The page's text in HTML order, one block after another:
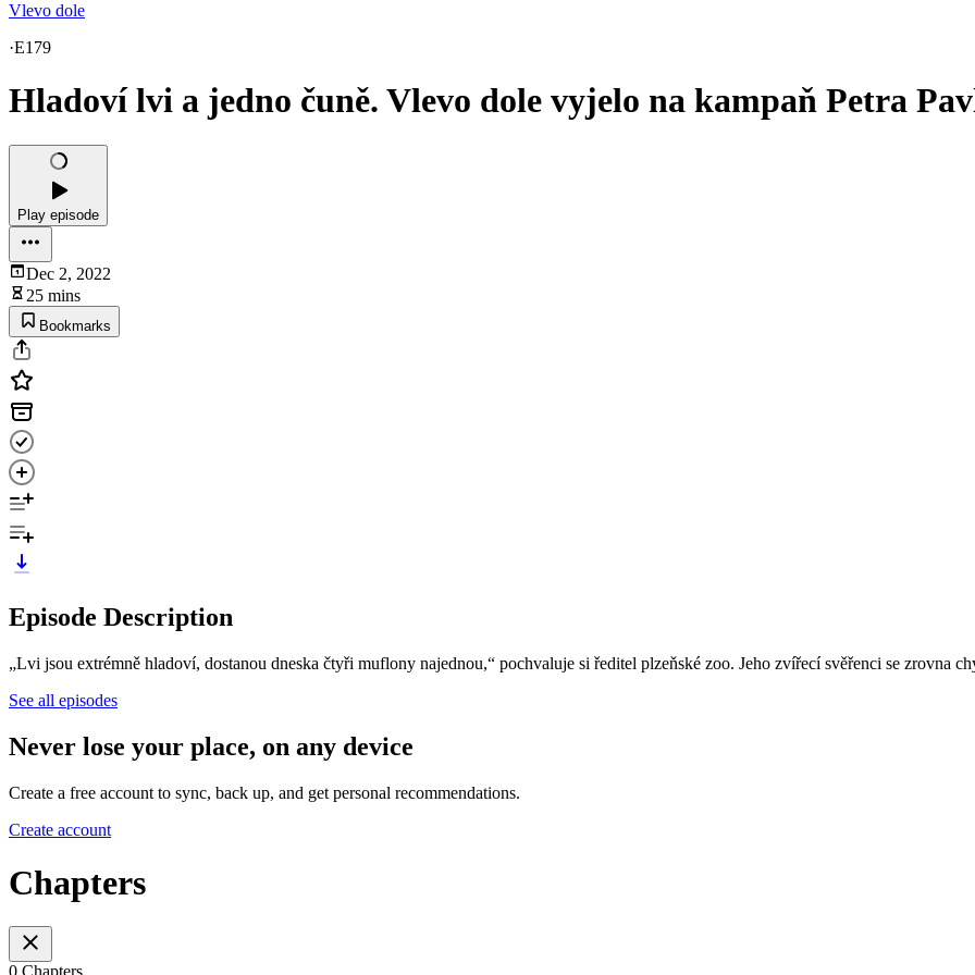
Vlevo dole
·E179
Hladoví lvi a jedno čuně. Vlevo dole vyjelo na kampaň Petra
Play episode
Dec 2, 2022
25 mins
Bookmarks
Episode Description
„Lvi jsou extrémně hladoví, dostanou dneska čtyři muflony najednou,“ pochvaluje si ředitel plzeňské zoo. Jeho zvířecí svěřenci se zrovna
See all episodes
Never lose your place, on any device
Create a free account to sync, back up, and get personal recommendations.
Create account
Chapters